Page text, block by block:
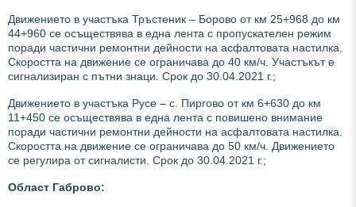
Движението в участъка Тръстеник – Борово от км 25+968 до км
44+960 се осъществява в една лента с пропускателен режим
поради частични ремонтни дейности на асфалтовата настилка.
Скоростта на движение се ограничава до 40 км/ч. Участъкът е
сигнализиран с пътни знаци. Срок до 30.04.2021 г.;
Движението в участъка Русе – с. Пиргово от км 6+630 до км
11+450 се осъществява в една лента с повишено внимание
поради частични ремонтни дейности на асфалтовата настилка.
Скоростта на движение се ограничава до 50 км/ч. Движението
се регулира от сигналисти. Срок до 30.04.2021 г.;
Област Габрово: